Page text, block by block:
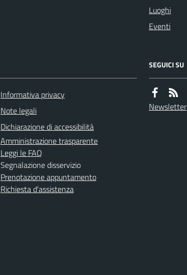
Luoghi
Eventi
Informativa privacy
Note legali
Dichiarazione di accessibilità
Amministrazione trasparente
Leggi le FAQ
Segnalazione disservizio
Prenotazione appuntamento
Richiesta d'assistenza
SEGUICI SU
Newsletter